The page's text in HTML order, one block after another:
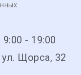
- 19:00
ул. Щорса, 32